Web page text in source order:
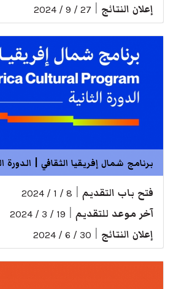
إعلان النتائج 27 / 9 / 2024
برنامج شمال إفريقيا الثقافي | الدورة
فتح باب التقديم 8 / 1 / 2024
آخر موعد للتقديم 19 / 3 / 2024
إعلان النتائج 30 / 6 / 2024